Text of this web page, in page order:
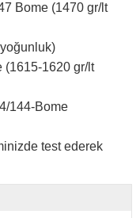
Bome (1470 gr/lt
(1615-1620 gr/lt
144-Bome
test ederek